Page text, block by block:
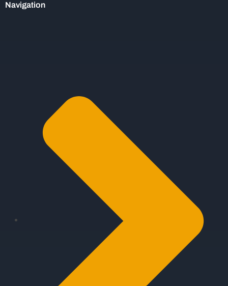
Navigation